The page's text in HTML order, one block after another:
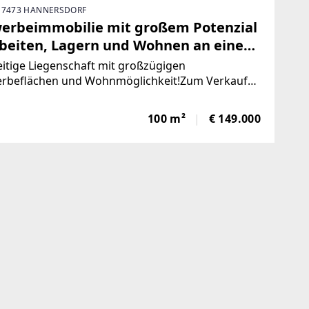
7473 HANNERSDORF
mit großem Potenzial
Lagern und Wohnen an einem
Liegenschaft mit großzügigen
und Wohnmöglichkeit!Zum Verkauf
Hallen- und Lagerflächen,
sowie einem Wohnhaus. Die
100 m² € 149.000